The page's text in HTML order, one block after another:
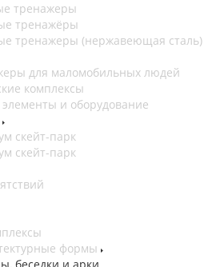
тренажеры
тренажёры
тренажеры (нержавеющая сталь)
для маломобильных людей
комплексы
и оборудование
скейт-парк
скейт-парк
формы